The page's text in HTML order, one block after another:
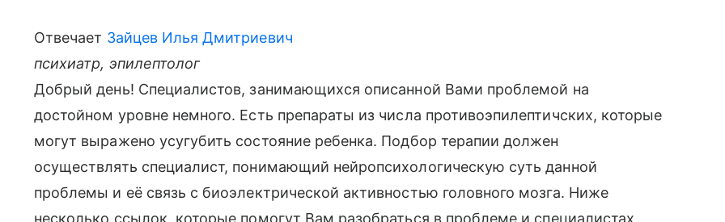
Отвечает Зайцев Илья Дмитриевич
психиатр, эпилептолог
Добрый день! Специалистов, занимающихся описанной Вами проблемой на
достойном уровне немного. Есть препараты из числа противоэпилептичских, которые
могут выражено усугубить состояние ребенка. Подбор терапии должен
осуществлять специалист, понимающий нейропсихологическую суть данной
проблемы и её связь с биоэлектрической активностью головного мозга. Ниже
несколько ссылок, которые помогут Вам разобраться в проблеме и специалистах,